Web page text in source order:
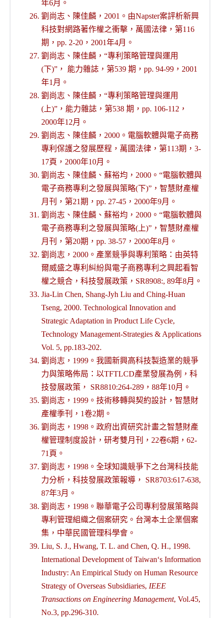
年6月。
劉尚志、陳佳麟，2001。由Napster案評析新興
科技對網路著作權之衝擊，萬國法律，第116
期，pp. 2-20，2001年4月。
劉尚志、陳佳麟，“專利策略管理與運用
(下)”， 能力雜誌，第539 期，pp. 94-99，2001
年1月。
劉尚志、陳佳麟，“專利策略管理與運用
(上)”，能力雜誌，第538 期，pp. 106-112，
2000年12月。
劉尚志、陳佳麟，2000。電腦軟體與電子商務
專利保護之發展歷程，萬國法律，第113期，3-
17頁，2000年10月。
劉尚志、陳佳麟、蘇裕均，2000。“電腦軟體與
電子商務專利之發展與策略(下)”，智慧財產權
月刊，第21期，pp. 27-45，2000年9月。
劉尚志、陳佳麟、蘇裕均，2000。“電腦軟體與
電子商務專利之發展與策略(上)”，智慧財產權
月刊，第20期，pp. 38-57，2000年8月。
劉尚志，2000。產業競爭與專利策略：由英特
爾威盛之專利糾紛與電子商務專利之興起看智
權之競合，科技發展政策，SR8908:, 89年8月。
Jia-Lin Chen, Shang-Jyh Liu and Ching-Huan
Tseng, 2000. Technological Innovation and
Strategic Adaptation in Product Life Cycle,
Technology Management-Strategies & Applications
Vol. 5, pp.183-202.
劉尚志，1999。我國新興高科技製造業的競爭
力與策略佈局：以TFTLCD產業發展為例，科
技發展政策， SR8810:264-289，88年10月。
劉尚志，1999。技術移轉與契約設計，智慧財
產權季刊，1卷2期。
劉尚志，1998。政府出資研究計畫之智慧財產
權管理制度設計，研考雙月刊，22卷6期，62-
71頁。
劉尚志，1998。全球知識競爭下之台灣科技能
力分析，科技發展政策報導， SR8703:617-638,
87年3月。
劉尚志，1998。聯華電子公司專利發展策略與
專利管理組織之個案研究。台灣本土企業個案
集，中華民國管理科學會。
Liu, S. J., Hwang, T. L. and Chen, Q. H., 1998.
International Development of Taiwan‘s Information
Industry: An Empirical Study on Human Resource
Strategy of Overseas Subsidiaries, IEEE
Transactions on Engineering Management, Vol.45,
No.3, pp.296-310.